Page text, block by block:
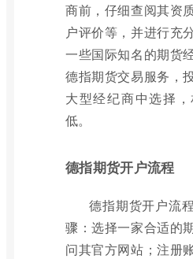
商前，仔细查阅其资
户评价等，并进行充
一些国际知名的期货
德指期货交易服务，
大型经纪商中选择
低。
德指期货开户流程
德指期货开户流
骤：选择一家合适的
问其官方网站；注册